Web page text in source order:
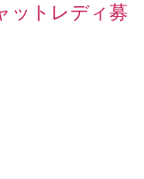
ットレディ募